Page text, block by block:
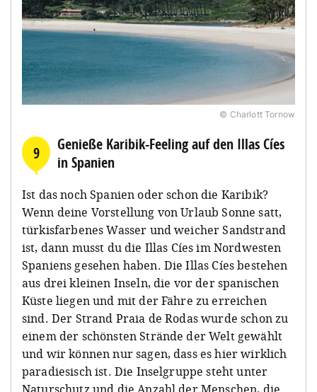
© Charlott Tornow
9
Genieße Karibik-Feeling auf den Illas Cíes
in Spanien
Ist das noch Spanien oder schon die Karibik?
Wenn deine Vorstellung von Urlaub Sonne satt,
türkisfarbenes Wasser und weicher Sandstrand
ist, dann musst du die Illas Cíes im Nordwesten
Spaniens gesehen haben. Die Illas Cíes bestehen
aus drei kleinen Inseln, die vor der spanischen
Küste liegen und mit der Fähre zu erreichen
sind. Der Strand Praia de Rodas wurde schon zu
einem der schönsten Strände der Welt gewählt
und wir können nur sagen, dass es hier wirklich
paradiesisch ist. Die Inselgruppe steht unter